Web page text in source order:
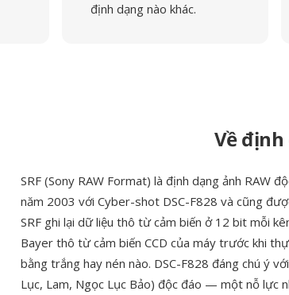
định dạng nào khác.
Về
SRF (Sony RAW Format) là định dạng ảnh RAW
năm 2003 với Cyber-shot DSC-F828 và cũng
SRF ghi lại dữ liệu thô từ cảm biến ở 12 bit mỗi
Bayer thô từ cảm biến CCD của máy trước khi
bằng trắng hay nén nào. DSC-F828 đáng chú ý
Lục, Lam, Ngọc Lục Bảo) độc đáo — một nỗ lực